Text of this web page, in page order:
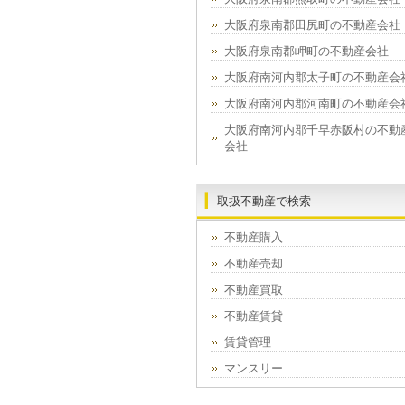
大阪府泉南郡田尻町の不動産会社
大阪府泉南郡岬町の不動産会社
大阪府南河内郡太子町の不動産会
大阪府南河内郡河南町の不動産会
大阪府南河内郡千早赤阪村の不動
会社
取扱不動産で検索
不動産購入
不動産売却
不動産買取
不動産賃貸
賃貸管理
マンスリー